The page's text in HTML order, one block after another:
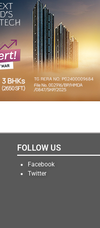
FOLLOW US
Facebook
Twitter